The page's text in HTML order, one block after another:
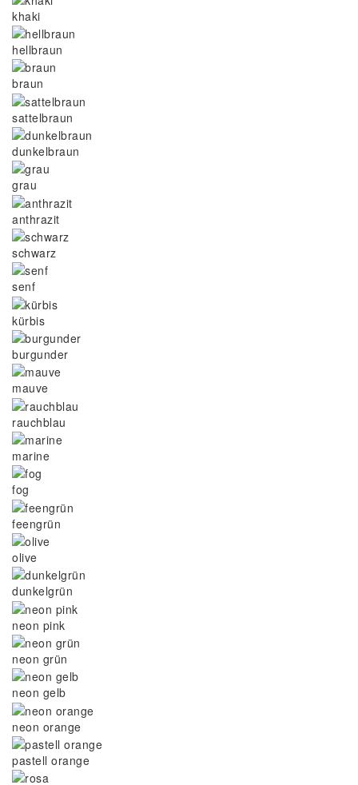
khaki
hellbraun
braun
sattelbraun
dunkelbraun
grau
anthrazit
schwarz
senf
kürbis
burgunder
mauve
rauchblau
marine
fog
feengrün
olive
dunkelgrün
neon pink
neon grün
neon gelb
neon orange
pastell orange